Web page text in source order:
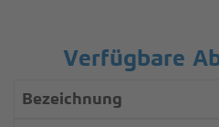
Verfügbare
Bezeichnung